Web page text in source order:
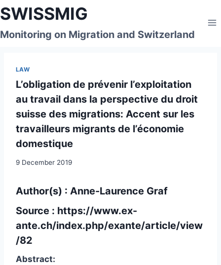
Skip
to
content
SWISSMIG
Monitoring on Migration and Switzerland
LAW
L’obligation de prévenir l’exploitation
au travail dans la perspective du droit
suisse des migrations: Accent sur les
travailleurs migrants de l’économie
domestique
9 December 2019
Author(s) : Anne-Laurence Graf
Source : https://www.ex-
ante.ch/index.php/exante/article/view
/82
Abstract: